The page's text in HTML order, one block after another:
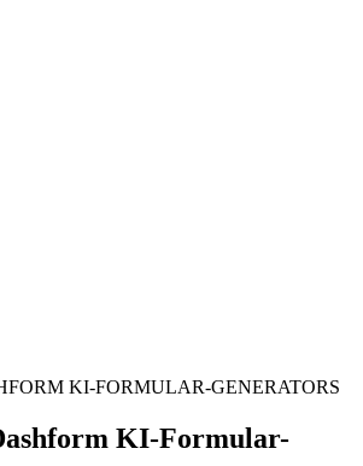
KI-FORMULAR-GENERATORS
KI-Formular-